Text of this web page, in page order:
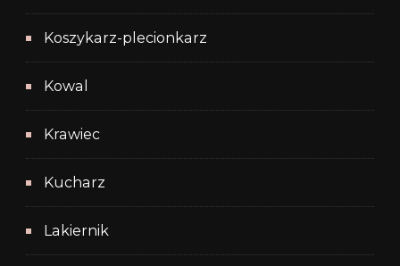
Koszykarz-plecionkarz
Kowal
Krawiec
Kucharz
Lakiernik